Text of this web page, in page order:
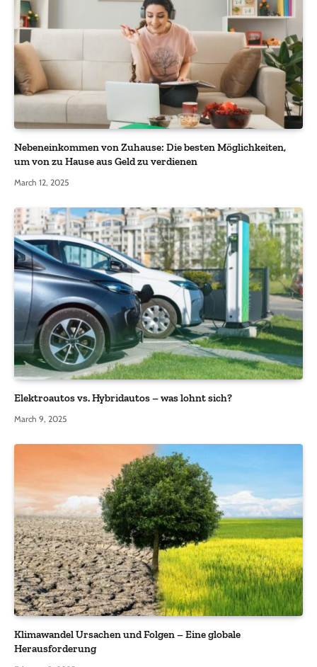
Nebeneinkommen von Zuhause: Die besten Möglichkeiten,
um von zu Hause aus Geld zu verdienen
March 12, 2025
Elektroautos vs. Hybridautos – was lohnt sich?
March 9, 2025
Klimawandel Ursachen und Folgen – Eine globale
Herausforderung